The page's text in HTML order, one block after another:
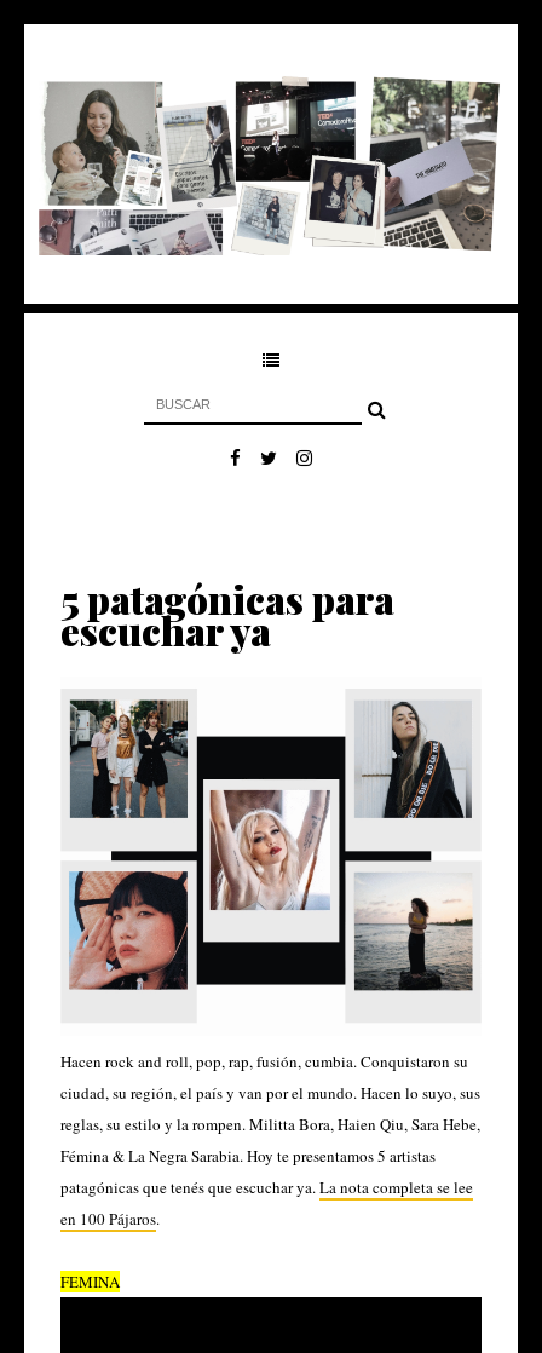
5 patagónicas para
escuchar ya
Hacen rock and roll, pop, rap, fusión, cumbia. Conquistaron su
ciudad, su región, el país y van por el mundo. Hacen lo suyo, sus
reglas, su estilo y la rompen. Militta Bora, Haien Qiu, Sara Hebe,
Fémina & La Negra Sarabia. Hoy te presentamos 5 artistas
patagónicas que tenés que escuchar ya.La nota completa se lee
en 100 Pájaros.
FEMINA